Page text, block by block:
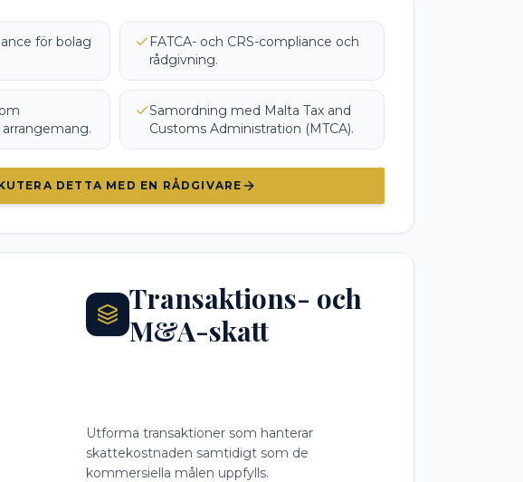
för bolag
FATCA- och CRS-compliance och
rådgivning.
Samordning med Malta Tax and
Customs Administration (MTCA).
DETTA MED EN RÅDGIVARE
Transaktions- och
M&A-skatt
Utforma transaktioner som hanterar
skattekostnaden samtidigt som de
kommersiella målen uppfylls.